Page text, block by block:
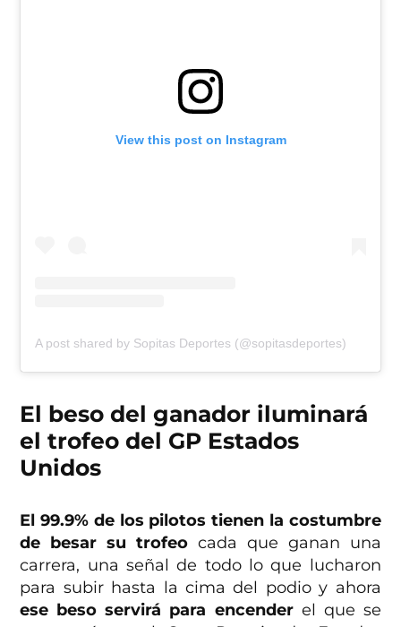
View this post on Instagram
A post shared by Sopitas Deportes (@sopitasdeportes)
El beso del ganador iluminará
el trofeo del GP Estados
Unidos
El 99.9% de los pilotos tienen la costumbre
de besar su trofeo cada que ganan una
carrera, una señal de todo lo que lucharon
para subir hasta la cima del podio y ahora
ese beso servirá para encender el que se